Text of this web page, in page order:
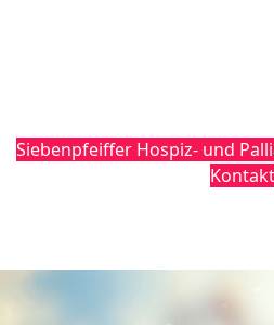
Siebenpfeiffer Hospiz- und
Kontakt